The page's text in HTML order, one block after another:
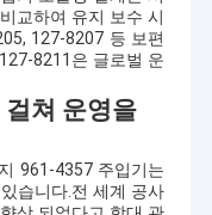
교하여 유지 보수 시
127-8207 등 보편
8211은 글로벌 운
쳐 운영을
961-4357 주입기는
습니다.전 세계 공사